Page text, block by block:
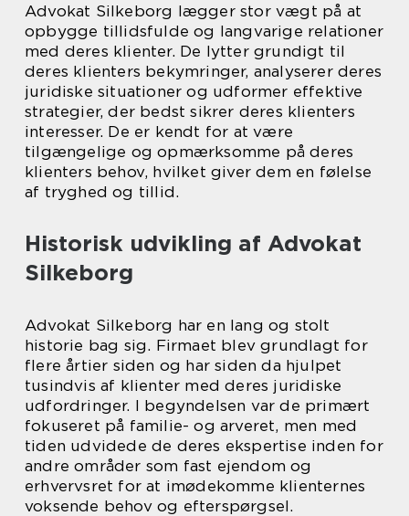
Advokat Silkeborg lægger stor vægt på at
opbygge tillidsfulde og langvarige relationer
med deres klienter. De lytter grundigt til
deres klienters bekymringer, analyserer deres
juridiske situationer og udformer effektive
strategier, der bedst sikrer deres klienters
interesser. De er kendt for at være
tilgængelige og opmærksomme på deres
klienters behov, hvilket giver dem en følelse
af tryghed og tillid.
Historisk udvikling af Advokat
Silkeborg
Advokat Silkeborg har en lang og stolt
historie bag sig. Firmaet blev grundlagt for
flere årtier siden og har siden da hjulpet
tusindvis af klienter med deres juridiske
udfordringer. I begyndelsen var de primært
fokuseret på familie- og arveret, men med
tiden udvidede de deres ekspertise inden for
andre områder som fast ejendom og
erhvervsret for at imødekomme klienternes
voksende behov og efterspørgsel.